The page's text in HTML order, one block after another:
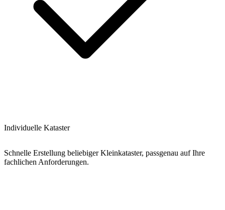
Individuelle Kataster
Schnelle Erstellung beliebiger Kleinkataster, passgenau auf Ihre
fachlichen Anforderungen.